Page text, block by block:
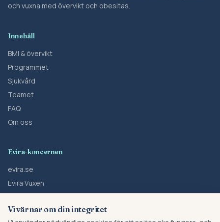
Vi värnar om din integritet
och vuxna med övervikt och obesitas.
Innehåll
BMI & övervikt
Programmet
Sjukvård
Teamet
FAQ
Om oss
Evira-koncernen
evira.se
Evira Vuxen
Forskning